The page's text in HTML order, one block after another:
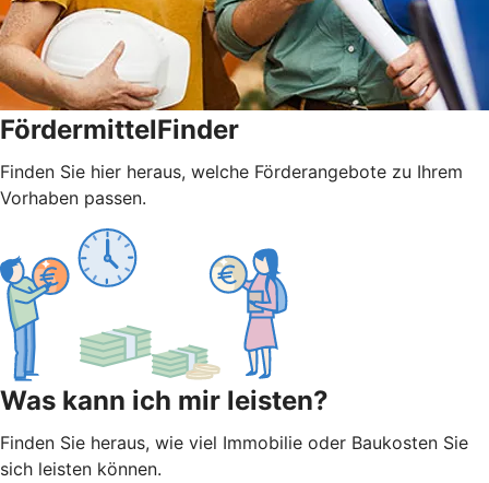
FördermittelFinder
Finden Sie hier heraus, welche Förderangebote zu Ihrem
Vorhaben passen.
Was kann ich mir leisten?
Finden Sie heraus, wie viel Immobilie oder Baukosten Sie
sich leisten können.